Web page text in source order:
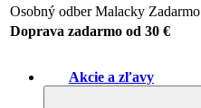
Osobný odber Malacky Zadarmo
Doprava zadarmo od 30 €
Akcie a zľavy